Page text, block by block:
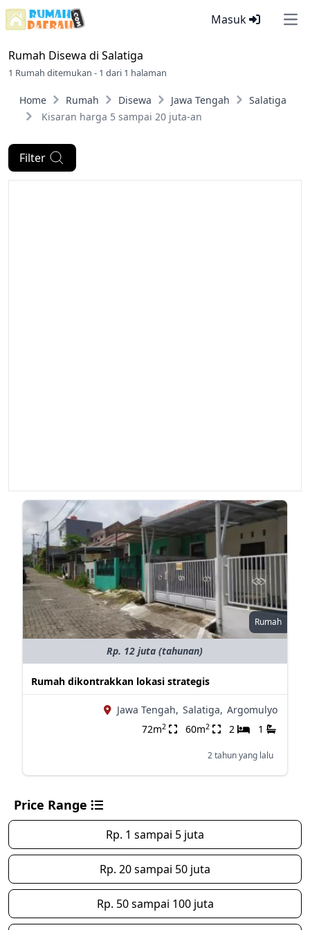
Masuk
Rumah Disewa di Salatiga
1 Rumah ditemukan - 1 dari 1 halaman
Home Rumah Disewa Jawa Tengah
Salatiga
Kisaran harga 5 sampai 20 juta-an
Filter
Rumah
Rp. 12 juta (tahunan)
Rumah dikontrakkan lokasi strategis
Jawa Tengah, Salatiga, Argomulyo
72m2 60m2 2 1
2 tahun yang lalu
Price Range
Rp. 1 sampai 5 juta
Rp. 20 sampai 50 juta
Rp. 50 sampai 100 juta